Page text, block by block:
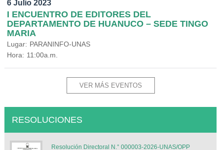
6 Julio 2023
I ENCUENTRO DE EDITORES DEL
DEPARTAMENTO DE HUANUCO – SEDE TINGO
MARIA
Lugar: PARANINFO-UNAS
Hora: 11:00a.m.
VER MÁS EVENTOS
RESOLUCIONES
Resolución Directoral N.° 000003-2026-UNAS/OPP